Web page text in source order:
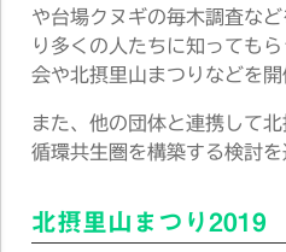
や台場クヌギの毎木調査な
り多くの人たちに知っても
会や北摂里山まつりなどを開
また、他の団体と連携して
循環共生圏を構築する検討を
北摂里山まつり2019